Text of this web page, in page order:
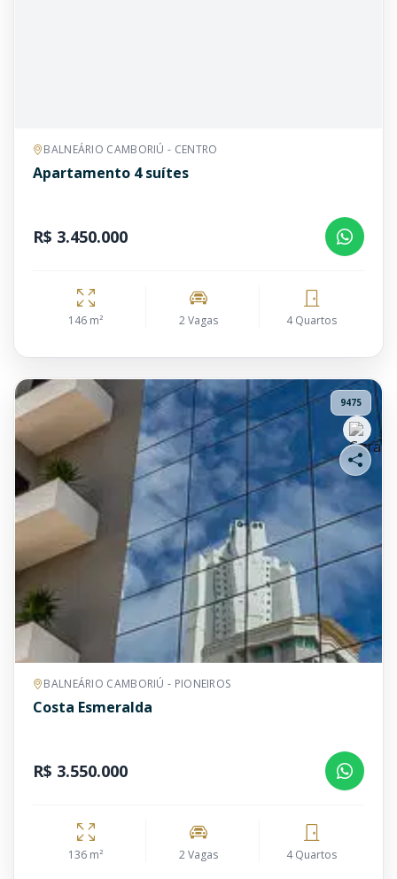
BALNEÁRIO CAMBORIÚ - CENTRO
Apartamento 4 suítes
R$ 3.450.000
146 m² 2 Vagas 4 Quartos
9475
BALNEÁRIO CAMBORIÚ - PIONEIROS
Costa Esmeralda
R$ 3.550.000
136 m² 2 Vagas 4 Quartos